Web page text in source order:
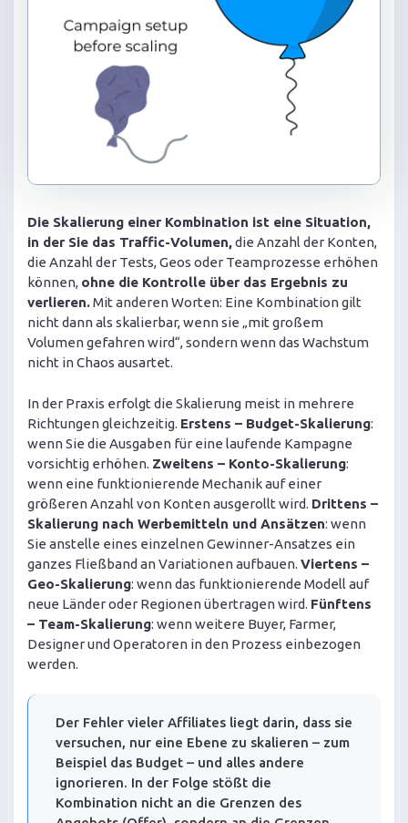
Die Skalierung einer Kombination ist eine Situation,
in der Sie das Traffic-Volumen,die Anzahl der Konten,
die Anzahl der Tests, Geos oder Teamprozesse erhöhen
können, ohne die Kontrolle über das Ergebnis zu
verlieren.Mit anderen Worten: Eine Kombination gilt
nicht dann als skalierbar, wenn sie „mit großem
Volumen gefahren wird“, sondern wenn das Wachstum
nicht in Chaos ausartet.
In der Praxis erfolgt die Skalierung meist in mehrere
Richtungen gleichzeitig. Erstens – Budget-Skalierung:
wenn Sie die Ausgaben für eine laufende Kampagne
vorsichtig erhöhen. Zweitens – Konto-Skalierung:
wenn eine funktionierende Mechanik auf einer
größeren Anzahl von Konten ausgerollt wird. Drittens –
Skalierung nach Werbemitteln und Ansätzen: wenn
Sie anstelle eines einzelnen Gewinner-Ansatzes ein
ganzes Fließband an Variationen aufbauen. Viertens –
Geo-Skalierung: wenn das funktionierende Modell auf
neue Länder oder Regionen übertragen wird. Fünftens
– Team-Skalierung: wenn weitere Buyer, Farmer,
Designer und Operatoren in den Prozess einbezogen
werden.
Der Fehler vieler Affiliates liegt darin, dass sie
versuchen, nur eine Ebene zu skalieren – zum
Beispiel das Budget – und alles andere
ignorieren. In der Folge stößt die
Kombination nicht an die Grenzen des